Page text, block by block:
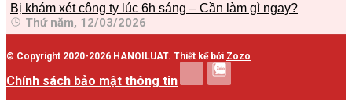
Bị khám xét công ty lúc 6h sáng – Cần làm gì ngay?
Thứ năm, 12/03/2026
© Copyright 2020-2026 HANOILUAT. Thiết kế bởi Zozo
Chính sách bảo mật thông tin